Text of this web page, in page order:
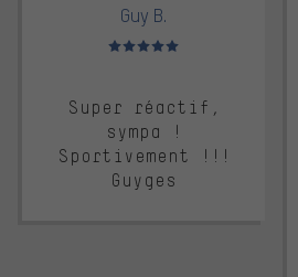
Guy B.
Note moyenne : 5 sur 5
Super réactif,
sympa !
Sportivement !!!
Guyges